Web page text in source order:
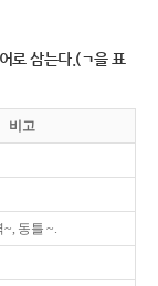
로 삼는다.(ㄱ을 표
비고
~, 동틀 ~.